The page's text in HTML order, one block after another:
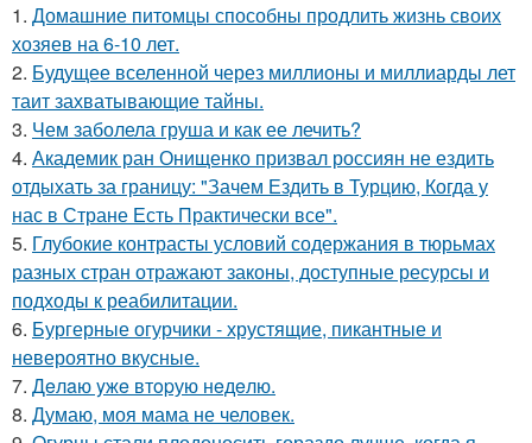
1. Домашние питомцы способны продлить жизнь своих
хозяев на 6-10 лет.
2. Будущее вселенной через миллионы и миллиарды лет
таит захватывающие тайны.
3. Чем заболела груша и как ее лечить?
4. Академик ран Онищенко призвал россиян не ездить
отдыхать за границу: "Зачем Ездить в Турцию, Когда у
нас в Стране Есть Практически все".
5. Глубокие контрасты условий содержания в тюрьмах
разных стран отражают законы, доступные ресурсы и
подходы к реабилитации.
6. Бургерные огурчики - хрустящие, пикантные и
невероятно вкусные.
7. Дeлaю yжe втopую нeдeлю.
8. Думаю, моя мама не человек.